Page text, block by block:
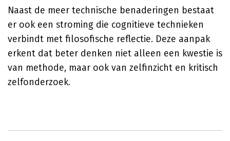
Naast de meer technische benaderingen bestaat
er ook een stroming die cognitieve technieken
verbindt met filosofische reflectie. Deze aanpak
erkent dat beter denken niet alleen een kwestie is
van methode, maar ook van zelfinzicht en kritisch
zelfonderzoek.